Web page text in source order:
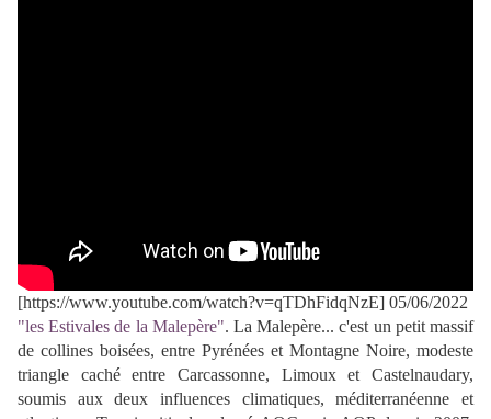
[https://www.youtube.com/watch?v=qTDhFidqNzE] 05/06/2022
"les Estivales de la Malepère". La Malepère... c'est un petit massif
de collines boisées, entre Pyrénées et Montagne Noire, modeste
triangle caché entre Carcassonne, Limoux et Castelnaudary,
soumis aux deux influences climatiques, méditerranéenne et